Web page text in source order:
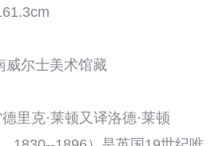
威尔士美术馆藏
克·莱顿又译洛德·莱顿